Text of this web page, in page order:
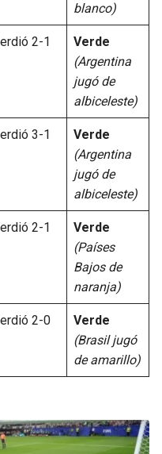
blanco)
2-1
Verde
(Argentina
jugó de
albiceleste)
3-1
Verde
(Argentina
jugó de
albiceleste)
2-1
Verde
(Países
Bajos de
naranja)
2-0
Verde
(Brasil jugó
de amarillo)